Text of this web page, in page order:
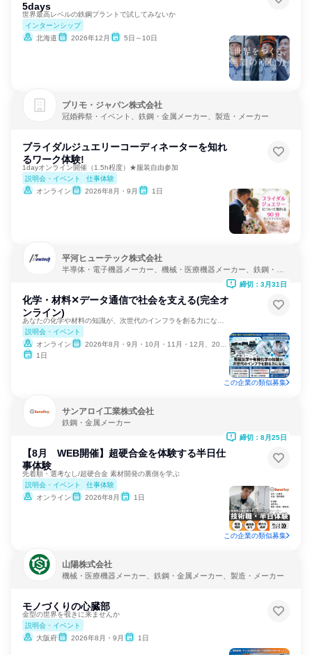
5days
世界最高レベルの鉄鋼プラントで試してみないか
インターンシップ
北海道
2026年12月 5日～10日
プリモ・ジャパン株式会社
冠婚葬祭・イベント、鉄鋼・金属メーカー、製造・メーカー
ブライダルジュエリーコーディネーターを知れ
るワーク体験!
1dayオンライン開催（1.5h程度）★服装自由参加
説明会・イベント
仕事体験
オンライン
2026年8月・9月 1日
平河ヒューテック株式会社
半導体・電子機器メーカー、機械・医療機器メーカー、鉄鋼・金
化学・材料✕データ通信で社会を支える(完全オ
ンライン)
説明会・イベント
オンライン
2026年8月・9月・10月・11月・12月、2027年1月・2月
1日
締切：3月31日
この企業の類似募集
サンアロイ工業株式会社
鉄鋼・金属メーカー
【8月 WEB開催】超硬合金を体験する半日仕
事体験
先着順・選考なし/超硬合金 素材開発の裏側を学ぶ
説明会・イベント
仕事体験
オンライン
2026年8月 1日
締切：8月25日
この企業の類似募集
山陽株式会社
機械・医療機器メーカー、鉄鋼・金属メーカー、製造・メーカー
モノづくりの心臓部
金型の世界を覗きに来ませんか
説明会・イベント
大阪府
2026年8月・9月 1日